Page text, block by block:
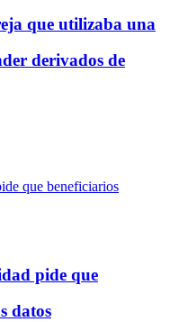
que utilizaba una
derivados de
pide que
datos